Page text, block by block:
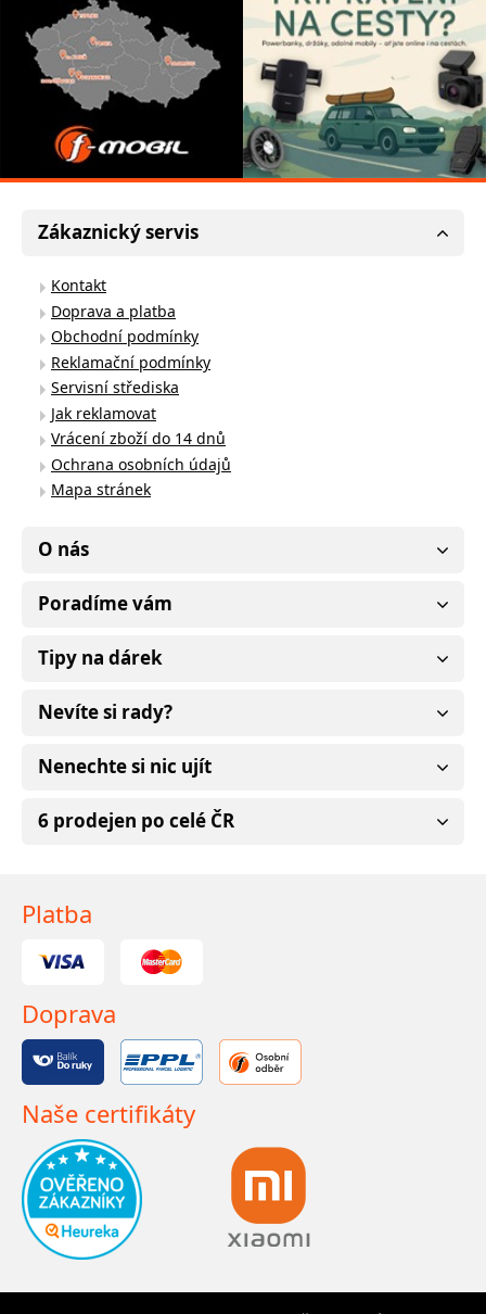
Zákaznický servis
Kontakt
Doprava a platba
Obchodní podmínky
Reklamační podmínky
Servisní střediska
Jak reklamovat
Vrácení zboží do 14 dnů
Ochrana osobních údajů
Mapa stránek
O nás
Poradíme vám
Tipy na dárek
Nevíte si rady?
Nenechte si nic ujít
6 prodejen po celé ČR
Platba
Doprava
Naše certifikáty